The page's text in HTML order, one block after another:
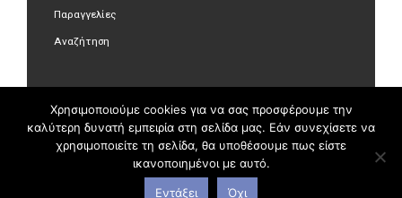
Παραγγελίες
Αναζήτηση
©Copyright 2018 olastore.gr. All Rights Reserved.
Χρησιμοποιούμε cookies για να σας προσφέρουμε την
καλύτερη δυνατή εμπειρία στη σελίδα μας. Εάν συνεχίσετε να
χρησιμοποιείτε τη σελίδα, θα υποθέσουμε πως είστε
ικανοποιημένοι με αυτό.
Εντάξει Όχι